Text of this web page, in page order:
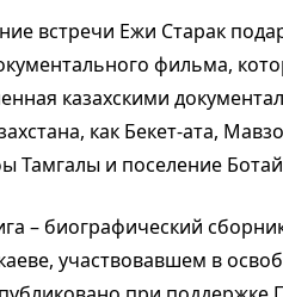
встречи Ежи Старак
фильма,
казахскими
как Бекет-ата,
Тамгалы и поселение
– биографический
участвовавшем в